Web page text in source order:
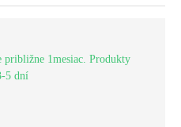
približne 1mesiac. Produkty
5 dní